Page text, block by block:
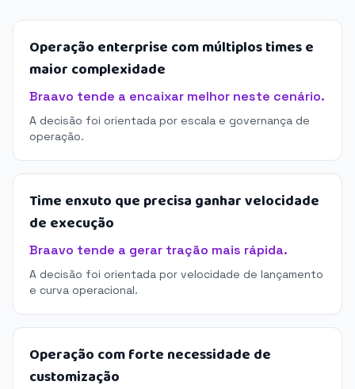
Operação enterprise com múltiplos times e
maior complexidade
Braavo tende a encaixar melhor neste cenário.
A decisão foi orientada por escala e governança de
operação.
Time enxuto que precisa ganhar velocidade
de execução
Braavo tende a gerar tração mais rápida.
A decisão foi orientada por velocidade de lançamento
e curva operacional.
Operação com forte necessidade de
customização